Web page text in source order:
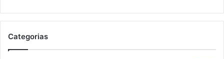
Categorias